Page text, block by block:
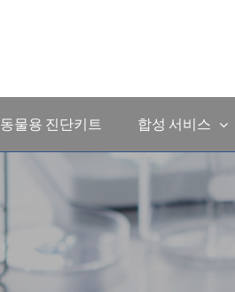
동물용 진단키트 합성 서비스